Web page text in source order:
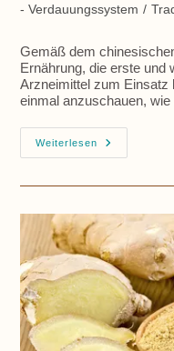
- Verdauungssystem /
Gemäß dem
Ernährung, die erste und
Arzneimittel zum
einmal anzuschauen,
Weiterlesen
Winterliche
Gewürze
Der
TCM